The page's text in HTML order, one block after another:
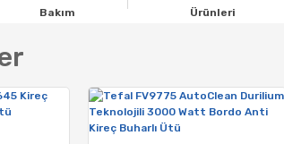
Bakım
Ürünleri